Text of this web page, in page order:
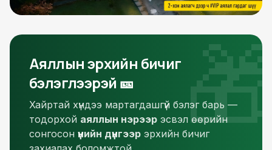
Аяллын эрхийн бичиг
бэлэглээрэй 🎫
Хайртай хүндээ мартагдашгүй бэлэг барь —
тодорхой аяллын нэрээр эсвэл өөрийн
сонгосон үнийн дүнгээр эрхийн бичиг